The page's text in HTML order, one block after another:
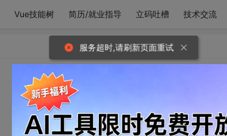
Vue技能树 简历/就业指导 立码吐槽 技术交流
服务超时,请刷新页面重试